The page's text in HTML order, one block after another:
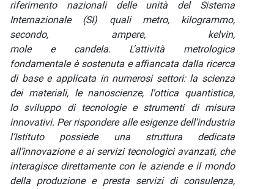
riferimento nazionali delle unità del Sistema
Internazionale (SI) quali metro, kilogrammo,
secondo, ampere, kelvin,
mole e candela. L'attività metrologica
fondamentale è sostenuta e affiancata dalla ricerca
di base e applicata in numerosi settori: la scienza
dei materiali, le nanoscienze, l'ottica quantistica,
lo sviluppo di tecnologie e strumenti di misura
innovativi. Per rispondere alle esigenze dell'industria
l’Istituto possiede una struttura dedicata
all’innovazione e ai servizi tecnologici avanzati, che
interagisce direttamente con le aziende e il mondo
della produzione e presta servizi di consulenza,